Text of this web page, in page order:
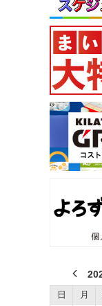
日 月